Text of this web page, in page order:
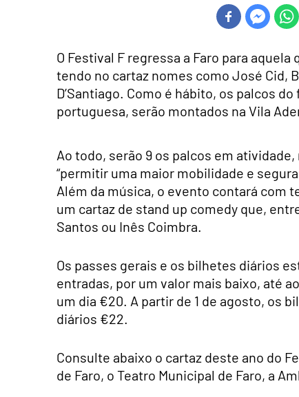
O Festival F regressa a Faro para
tendo no cartaz nomes como José Cid,
D’Santiago. Como é hábito, os palcos
portuguesa, serão montados na Vila
Ao todo, serão 9 os palcos em
“permitir uma maior mobilidade e
Além da música, o evento contará com
um cartaz de stand up comedy que,
Santos ou Inês Coimbra.
Os passes gerais e os bilhetes diários
entradas, por um valor mais baixo, até
um dia €20. A partir de 1 de agosto, os
diários €22.
Consulte abaixo o cartaz deste ano do
de Faro, o Teatro Municipal de Faro, a